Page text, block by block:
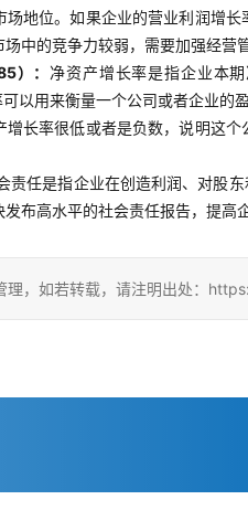
场地位。如果企业的营业利润增
中的竞争力较弱，需要加强经
）： 净资产增长率是指企业本
以用来衡量一个公司或者企业的
增长率很低或者是负数，说明这
责任是指企业在创造利润、对股
布高水平的社会责任报告，提高
理，如若转载，请注明出处：